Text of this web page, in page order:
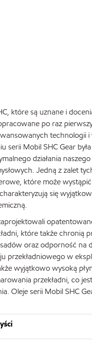
które są uznane i
po raz
technologii
Mobil SHC Gear była
działania
Jedną z zalet
które może
się
które także chronią
oraz odporność na
przekładniowego w
wyjątkowo wysoką
przekładni, co
Oleje serii Mobil SHC